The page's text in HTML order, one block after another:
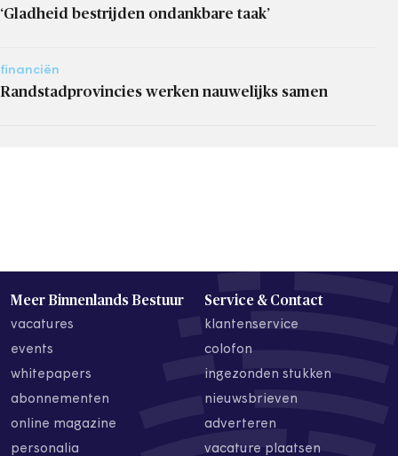
‘Gladheid bestrijden ondankbare taak’
financiën
Randstadprovincies werken nauwelijks samen
Meer Binnenlands Bestuur
vacatures
events
whitepapers
abonnementen
online magazine
personalia
Service & Contact
klantenservice
colofon
ingezonden stukken
nieuwsbrieven
adverteren
vacature plaatsen